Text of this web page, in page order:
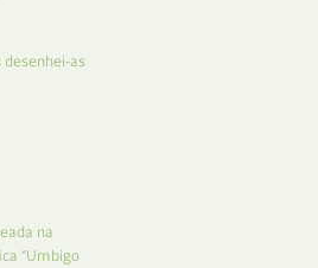
desenhei-as
na
“Umbigo